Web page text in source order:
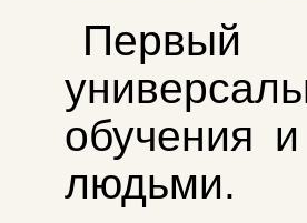
обучения
людьми.